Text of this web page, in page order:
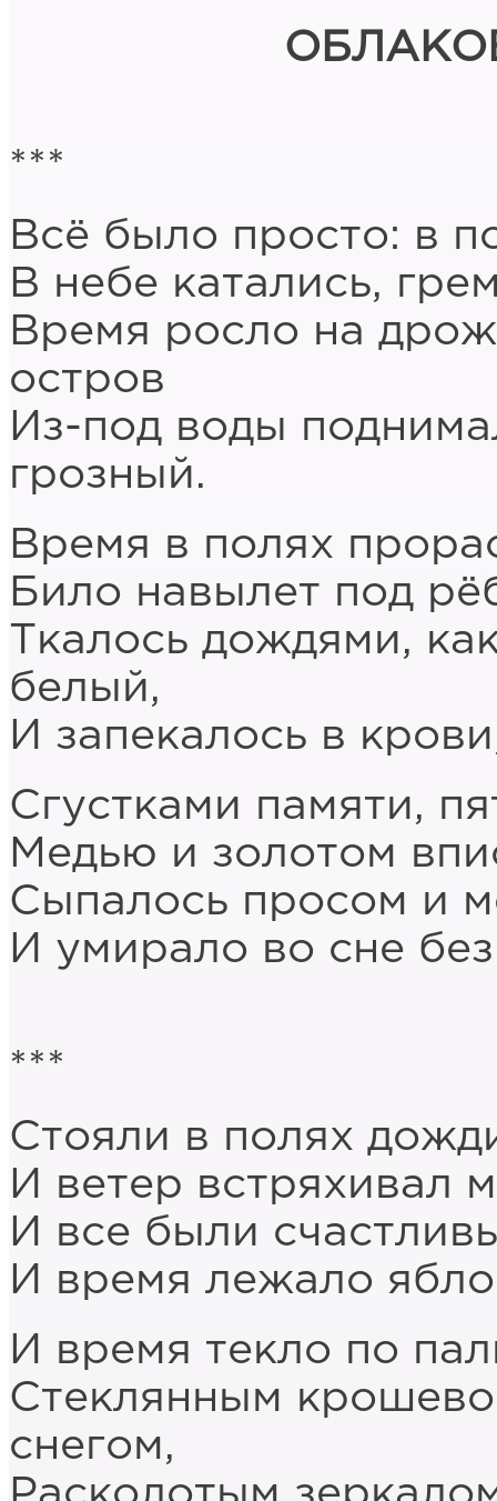
***
Всё было просто: в
В небе катались,
Время росло на
остров
Из-под воды
грозный.
Время в полях
Било навылет под
Ткалось дождями,
белый,
И запекалось в
Сгустками памяти,
Медью и золотом
Сыпалось просом и
И умирало во сне
***
Стояли в полях
И ветер встряхивал
И все были
И время лежало
И время текло по
Стеклянным
снегом,